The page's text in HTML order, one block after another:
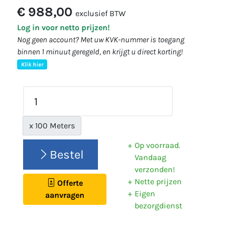
€ 988,00 exclusief BTW
Log in voor netto prijzen!
Nog geen account? Met uw KVK-nummer is toegang
binnen 1 minuut geregeld, en krijgt u direct korting!
Klik hier
x 100 Meters
Bestel
Offerte
aanvragen
Op voorraad.
Vandaag
verzonden!
Nette prijzen
Eigen
bezorgdienst